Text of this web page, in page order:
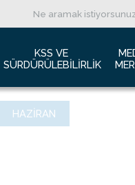
Politikası
KSS VE
SÜRDÜRÜLEBILIRLIK
Yeşil Havaalanı Projesi
Engelsiz Havaalanı
HAZIRAN